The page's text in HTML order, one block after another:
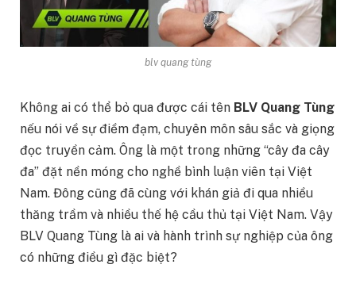
blv quang tùng
Không ai có thể bỏ qua được cái tên BLV Quang Tùng
nếu nói về sự điềm đạm, chuyên môn sâu sắc và giọng
đọc truyền cảm. Ông là một trong những “cây đa cây
đa” đặt nền móng cho nghề bình luận viên tại Việt
Nam. Đông cũng đã cùng với khán giả đi qua nhiều
thăng trầm và nhiều thế hệ cầu thủ tại Việt Nam. Vậy
BLV Quang Tùng là ai và hành trình sự nghiệp của ông
có những điều gì đặc biệt?